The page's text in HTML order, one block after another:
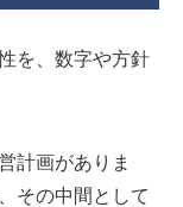
を、数字や方針
計画がありま
その中間として